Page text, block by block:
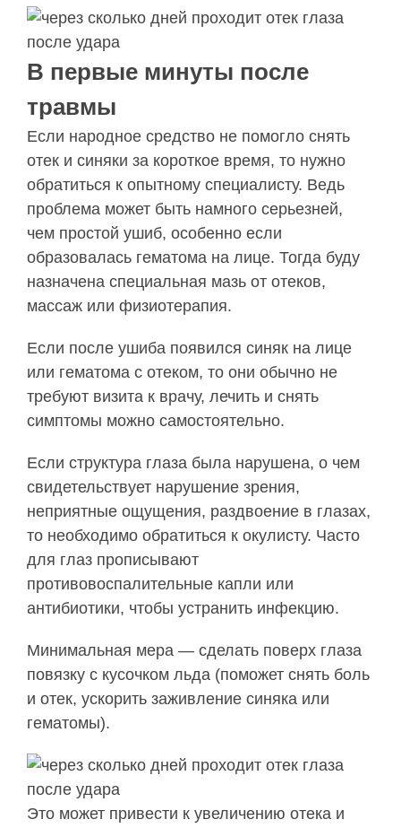
В первые минуты после
травмы
Если народное средство не помогло снять
отек и синяки за короткое время, то нужно
обратиться к опытному специалисту. Ведь
проблема может быть намного серьезней,
чем простой ушиб, особенно если
образовалась гематома на лице. Тогда буду
назначена специальная мазь от отеков,
массаж или физиотерапия.
Если после ушиба появился синяк на лице
или гематома с отеком, то они обычно не
требуют визита к врачу, лечить и снять
симптомы можно самостоятельно.
Если структура глаза была нарушена, о чем
свидетельствует нарушение зрения,
неприятные ощущения, раздвоение в глазах,
то необходимо обратиться к окулисту. Часто
для глаз прописывают
противовоспалительные капли или
антибиотики, чтобы устранить инфекцию.
Минимальная мера — сделать поверх глаза
повязку с кусочком льда (поможет снять боль
и отек, ускорить заживление синяка или
гематомы).
Это может привести к увеличению отека и